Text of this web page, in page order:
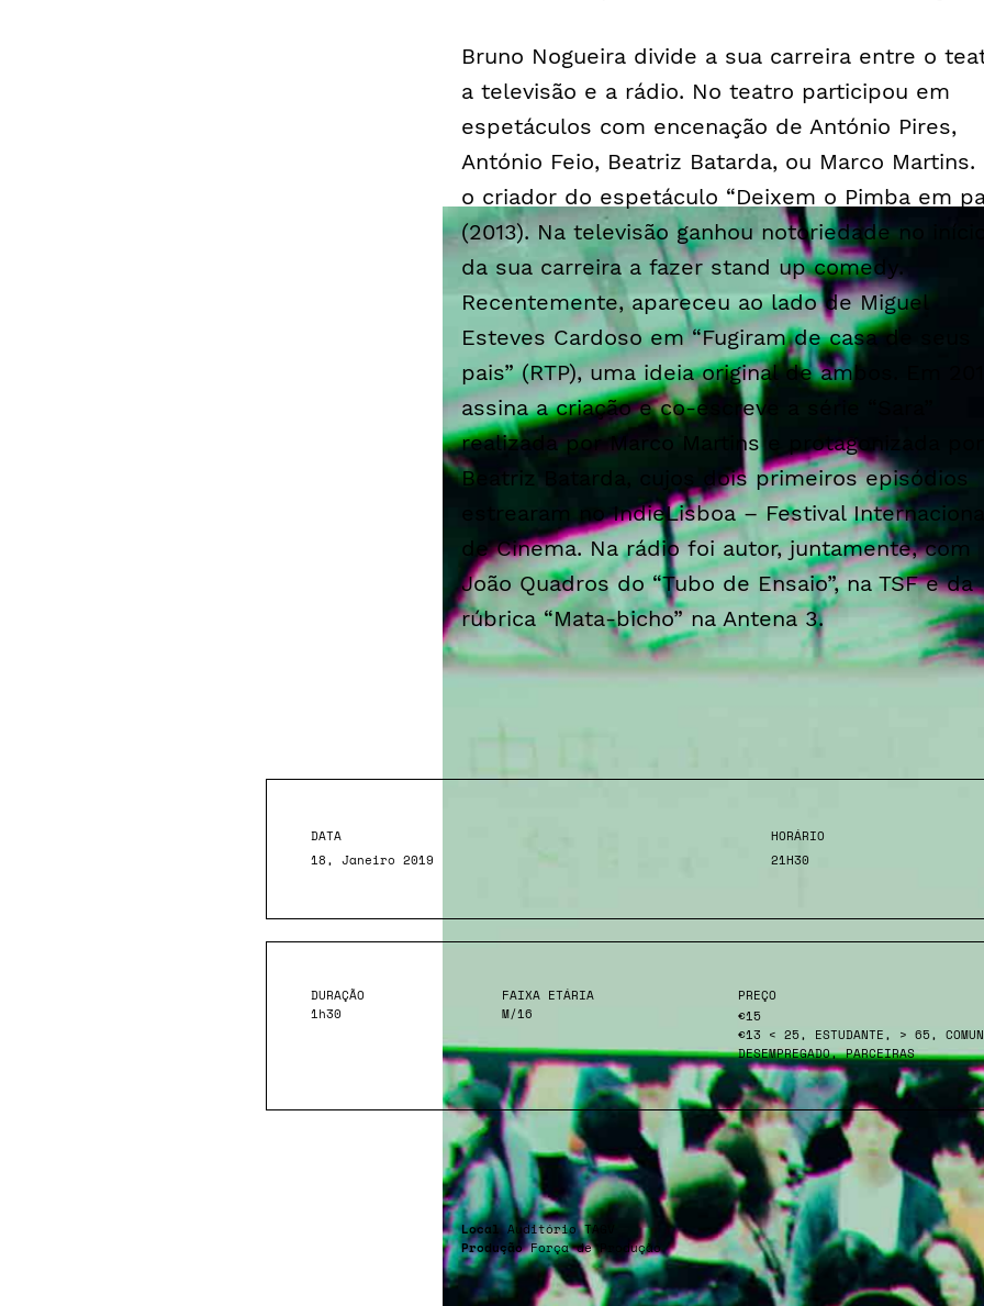
Bruno Nogueira divide a sua carreira entre o
a televisão e a rádio. No teatro participou em
espetáculos com encenação de António Pires,
António Feio, Beatriz Batarda, ou Marco Martins.
o criador do espetáculo “Deixem o Pimba em
(2013). Na televisão ganhou notoriedade no
da sua carreira a fazerstand up comedy.
Recentemente, apareceu ao lado de Miguel
Esteves Cardoso em “Fugiram de casa de seus
pais” (RTP), uma ideia original de ambos. Em
assina a criação e co-escreve a série “Sara”
realizada por Marco Martins e protagonizada por
Beatriz Batarda, cujos dois primeiros episódios
estrearam no IndieLisboa – Festival
de Cinema. Na rádio foi autor, juntamente, com
João Quadros do “Tubo de Ensaio”, na TSF e da
rúbrica “Mata-bicho” na Antena 3.
DATA
18, Janeiro 2019
HORÁRIO
21H30
DURAÇÃO
1h30
FAIXA ETÁRIA
M/16
PREÇO
€15
€13 < 25, ESTUDANTE, > 65,
DESEMPREGADO, PARCEIRAS
LocalAuditório TAGV
ProduçãoForça de Produção